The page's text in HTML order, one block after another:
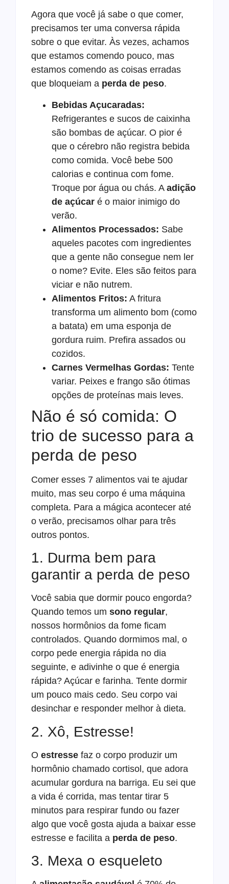
Agora que você já sabe o que comer,
precisamos ter uma conversa rápida
sobre o que evitar. Às vezes, achamos
que estamos comendo pouco, mas
estamos comendo as coisas erradas
que bloqueiam a perda de peso.
Bebidas Açucaradas:
Refrigerantes e sucos de caixinha
são bombas de açúcar. O pior é
que o cérebro não registra bebida
como comida. Você bebe 500
calorias e continua com fome.
Troque por água ou chás. A adição
de açúcar é o maior inimigo do
verão.
Alimentos Processados: Sabe
aqueles pacotes com ingredientes
que a gente não consegue nem ler
o nome? Evite. Eles são feitos para
viciar e não nutrem.
Alimentos Fritos: A fritura
transforma um alimento bom (como
a batata) em uma esponja de
gordura ruim. Prefira assados ou
cozidos.
Carnes Vermelhas Gordas: Tente
variar. Peixes e frango são ótimas
opções de proteínas mais leves.
Não é só comida: O
trio de sucesso para a
perda de peso
Comer esses 7 alimentos vai te ajudar
muito, mas seu corpo é uma máquina
completa. Para a mágica acontecer até
o verão, precisamos olhar para três
outros pontos.
1. Durma bem para
garantir a perda de peso
Você sabia que dormir pouco engorda?
Quando temos um sono regular,
nossos hormônios da fome ficam
controlados. Quando dormimos mal, o
corpo pede energia rápida no dia
seguinte, e adivinhe o que é energia
rápida? Açúcar e farinha. Tente dormir
um pouco mais cedo. Seu corpo vai
desinchar e responder melhor à dieta.
2. Xô, Estresse!
O estresse faz o corpo produzir um
hormônio chamado cortisol, que adora
acumular gordura na barriga. Eu sei que
a vida é corrida, mas tentar tirar 5
minutos para respirar fundo ou fazer
algo que você gosta ajuda a baixar esse
estresse e facilita a perda de peso.
3. Mexa o esqueleto